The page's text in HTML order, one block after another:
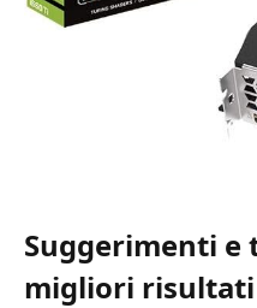
Suggerimenti e
migliori risultati